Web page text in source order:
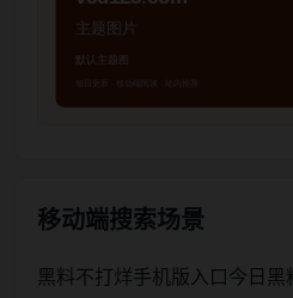
移动端搜索场景
黑料不打烊手机版入口今日